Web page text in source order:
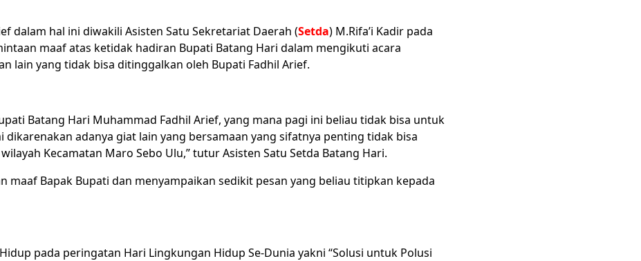
dalam hal ini diwakili Asisten Satu Sekretariat Daerah (Setda) M.Rifa’i Kadir pada
maaf atas ketidak hadiran Bupati Batang Hari dalam mengikuti acara
lain yang tidak bisa ditinggalkan oleh Bupati Fadhil Arief.
Batang Hari Muhammad Fadhil Arief, yang mana pagi ini beliau tidak bisa untuk
adanya giat lain yang bersamaan yang sifatnya penting tidak bisa
Kecamatan Maro Sebo Ulu,” tutur Asisten Satu Setda Batang Hari.
maaf Bapak Bupati dan menyampaikan sedikit pesan yang beliau titipkan kepada
pada peringatan Hari Lingkungan Hidup Se-Dunia yakni “Solusi untuk Polusi